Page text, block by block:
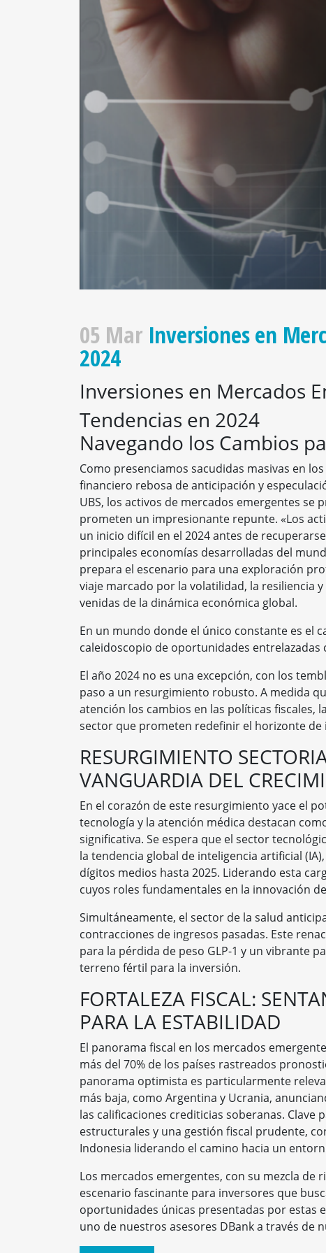
05 MarInversiones en
2024
Inversiones en Mercados
Tendencias en 2024
Navegando los Cambios
Como presenciamos sacudidas masivas en
financiero rebosa de anticipación y
UBS, los activos de mercados emergentes
prometen un impresionante repunte. «Los
un inicio difícil en el 2024 antes de
principales economías desarrolladas del
prepara el escenario para una exploración
viaje marcado por la volatilidad, la resiliencia
venidas de la dinámica económica global.
En un mundo donde el único constante es el
caleidoscopio de oportunidades entrelazadas
El año 2024 no es una excepción, con los
paso a un resurgimiento robusto. A medida
atención los cambios en las políticas fiscales,
sector que prometen redefinir el horizonte de
RESURGIMIENTO
VANGUARDIA DEL
En el corazón de este resurgimiento yace el
tecnología y la atención médica destacan
significativa. Se espera que el sector
la tendencia global de inteligencia artificial
dígitos medios hasta 2025. Liderando esta
cuyos roles fundamentales en la innovación
Simultáneamente, el sector de la salud
contracciones de ingresos pasadas. Este
para la pérdida de peso GLP-1 y un vibrante
terreno fértil para la inversión.
FORTALEZA FISCAL:
PARA LA ESTABILIDAD
El panorama fiscal en los mercados
más del 70% de los países rastreados
panorama optimista es particularmente
más baja, como Argentina y Ucrania,
las calificaciones crediticias soberanas.
estructurales y una gestión fiscal prudente,
Indonesia liderando el camino hacia un
Los mercados emergentes, con su mezcla
escenario fascinante para inversores que
oportunidades únicas presentadas por estas
uno de nuestros asesores DBank a través de